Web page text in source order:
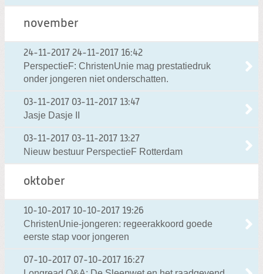
november
24-11-2017 24-11-2017 16:42
PerspectieF: ChristenUnie mag prestatiedruk
onder jongeren niet onderschatten.
03-11-2017 03-11-2017 13:47
Jasje Dasje II
03-11-2017 03-11-2017 13:27
Nieuw bestuur PerspectieF Rotterdam
oktober
10-10-2017 10-10-2017 19:26
ChristenUnie-jongeren: regeerakkoord goede
eerste stap voor jongeren
07-10-2017 07-10-2017 16:27